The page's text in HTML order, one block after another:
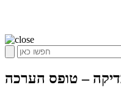
– טופס הערכה